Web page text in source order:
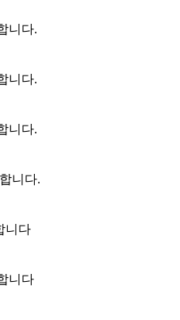
니다.
니다.
니다.
니다.
니다
니다